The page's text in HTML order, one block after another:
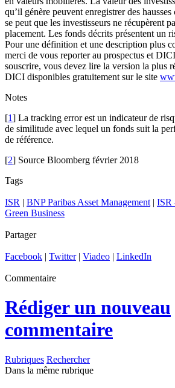
qu’il génère peuvent enregistrer des
se peut que les investisseurs ne récupèrent
placement. Les fonds décrits présentent un
Pour une définition et une description plus
merci de vous reporter au prospectus et
souscrire, vous devez lire la version la plus
DICI disponibles gratuitement sur le site
Notes
[1] La tracking error est un indicateur de
de similitude avec lequel un fonds suit la
de référence.
[2] Source Bloomberg février 2018
Tags
ISR | BNP Paribas Asset Management | ISR
Green Business
Partager
Facebook | Twitter| Viadeo | LinkedIn
Commentaire
Rédiger un nouveau
commentaire
Rubriques Rechercher
Dans la même rubrique